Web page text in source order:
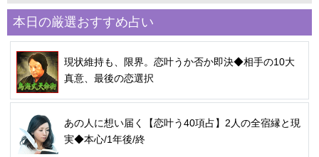
本日の厳選おすすめ占い
現状維持も、限界。恋叶うか否か即決◆相手の10大
真意、最後の恋選択
あの人に想い届く【恋叶う40項占】2人の全宿縁と現
実◆本心/1年後/終